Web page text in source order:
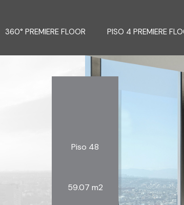
360° PREMIERE FLOOR PISO 4 PREMIERE
Piso 48
59.07 m2